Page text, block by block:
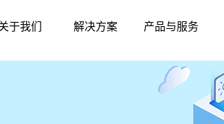
于我们
司简介
解决方案
智慧农贸
产品与服务
硬件中心
软件中心